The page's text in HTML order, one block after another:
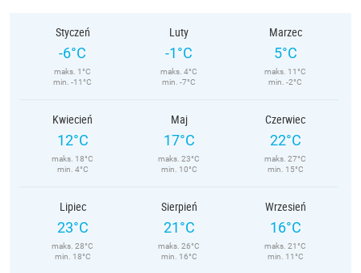
Styczeń
-6°C
maks. 1°C
min. -11°C
Luty
-1°C
maks. 4°C
min. -7°C
Marzec
5°C
maks. 11°C
min. -2°C
Kwiecień
12°C
maks. 18°C
min. 4°C
Maj
17°C
maks. 23°C
min. 10°C
Czerwiec
22°C
maks. 27°C
min. 15°C
Lipiec
23°C
maks. 28°C
min. 18°C
Sierpień
21°C
maks. 26°C
min. 16°C
Wrzesień
16°C
maks. 21°C
min. 11°C